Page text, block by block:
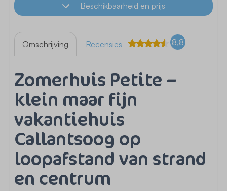
Beschikbaarheid en prijs
Omschrijving Recensies 8,8
Zomerhuis Petite –
klein maar fijn
vakantiehuis
Callantsoog op
loopafstand van strand
en centrum